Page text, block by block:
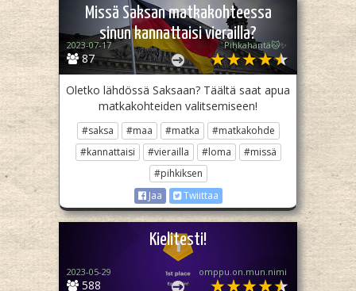
Missä Saksan matkakohteessa
sinun kannattaisi vierailla?
87
2023-07-17 Pihkahäntä🐱✨
Oletko lähdössä Saksaan? Täältä saat apua
matkakohteiden valitsemiseen!
#saksa #maa #matka
#matkakohde
#kannattaisi
#vierailla #loma
#missä
#pihkiksen
Jaa
Twiittaa
Kielitesti!
588
2023-05-29 omppu.on.mun.nimi